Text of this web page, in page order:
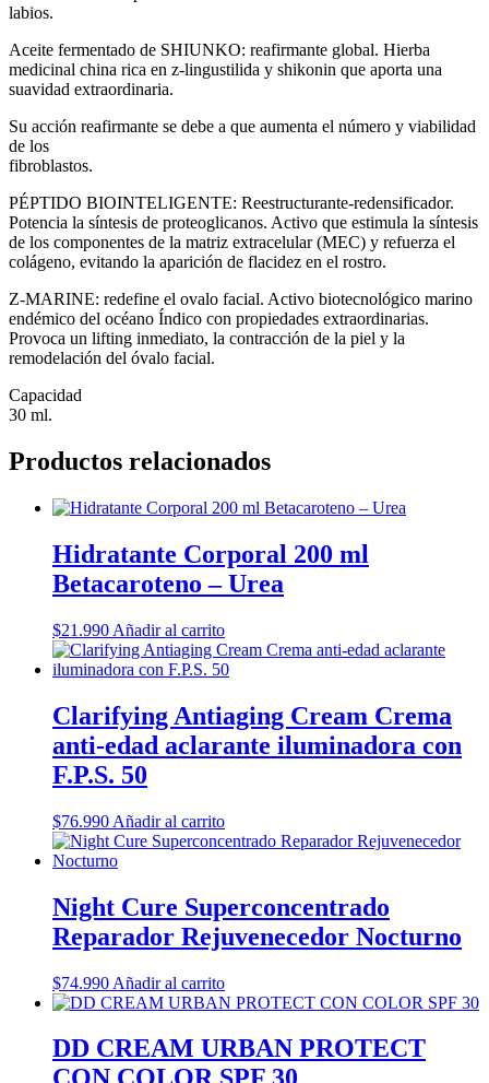
labios.
Aceite fermentado de SHIUNKO: reafirmante global. Hierba
medicinal china rica en z-lingustilida y shikonin que aporta una
suavidad extraordinaria.
Su acción reafirmante se debe a que aumenta el número y viabilidad
de los
fibroblastos.
PÉPTIDO BIOINTELIGENTE: Reestructurante-redensificador.
Potencia la síntesis de proteoglicanos. Activo que estimula la síntesis
de los componentes de la matriz extracelular (MEC) y refuerza el
colágeno, evitando la aparición de flacidez en el rostro.
Z-MARINE: redefine el ovalo facial. Activo biotecnológico marino
endémico del océano Índico con propiedades extraordinarias.
Provoca un lifting inmediato, la contracción de la piel y la
remodelación del óvalo facial.
Capacidad
30 ml.
Productos relacionados
Hidratante Corporal 200 ml
Betacaroteno – Urea
$21.990 Añadir al carrito
Clarifying Antiaging Cream Crema
anti-edad aclarante iluminadora con
F.P.S. 50
$76.990 Añadir al carrito
Night Cure Superconcentrado
Reparador Rejuvenecedor Nocturno
$74.990 Añadir al carrito
DD CREAM URBAN PROTECT